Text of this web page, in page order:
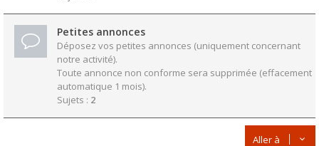
Petites annonces
Déposez vos petites annonces (uniquement concernant
notre activité).
Toute annonce non conforme sera supprimée (effacement
automatique 1 mois).
Sujets : 2
Aller à